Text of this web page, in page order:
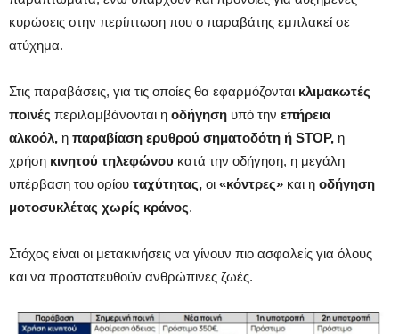
κυρώσεις στην περίπτωση που ο παραβάτης εμπλακεί σε
ατύχημα.
Στις παραβάσεις, για τις οποίες θα εφαρμόζονται κλιμακωτές
ποινές περιλαμβάνονται η οδήγηση υπό την επήρεια
αλκοόλ, η παραβίαση ερυθρού σηματοδότη ή STOP, η
χρήση κινητού τηλεφώνου κατά την οδήγηση, η μεγάλη
υπέρβαση του ορίου ταχύτητας, οι «κόντρες» και η οδήγηση
μοτοσυκλέτας χωρίς κράνος.
Στόχος είναι οι μετακινήσεις να γίνουν πιο ασφαλείς για όλους
και να προστατευθούν ανθρώπινες ζωές.